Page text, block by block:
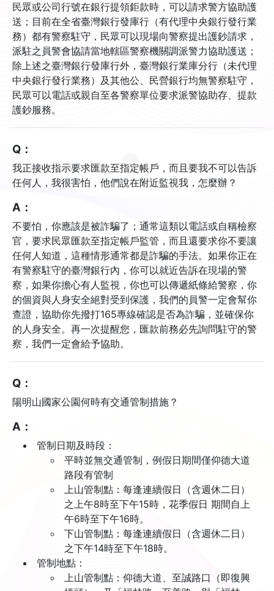
民眾或公司行號在銀行提領鉅款時，可以請求警方協助護
送；目前在全省臺灣銀行發庫行（有代理中央銀行發行業
務）都有警察駐守，民眾可以現場向警察提出護鈔請求，
派駐之員警會協請當地轄區警察機關調派警力協助護送；
除上述之臺灣銀行發庫行外，臺灣銀行業庫分行（未代理
中央銀行發行業務）及其他公、民營銀行均無警察駐守，
民眾可以電話或親自至各警察單位要求派警協助存、提款
護鈔服務。
Q：
我正接收指示要求匯款至指定帳戶，而且要我不可以告訴
任何人，我很害怕，他們說在附近監視我，怎麼辦？
A：
不要怕，你應該是被詐騙了；通常這類以電話或自稱檢察
官，要求民眾匯款至指定帳戶監管，而且還要求你不要讓
任何人知道，這種情形通常都是詐騙的手法。如果你正在
有警察駐守的臺灣銀行內，你可以就近告訴在現場的警
察，如果你擔心有人監視，你也可以傳遞紙條給警察，你
的個資與人身安全絕對受到保護，我們的員警一定會幫你
查證，協助你先撥打165專線確認是否為詐騙，並確保你
的人身安全。再一次提醒您，匯款前務必先詢問駐守的警
察，我們一定會給予協助。
Q：
陽明山國家公園何時有交通管制措施？
A：
管制日期及時段：
平時並無交通管制，例假日期間僅仰德大道
路段有管制
上山管制點：每逢連續假日（含週休二日）
之上午8時至下午15時，花季假日 期間自上
午6時至下午16時。
下山管制點：每逢連續假日（含週休二日）
之下午14時至下午18時。
管制地點：
上山管制點：仰德大道、至誠路口（即復興